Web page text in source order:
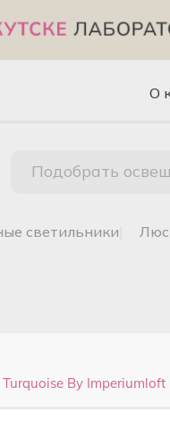
О
Подобрать
светильники
By Imperiumloft